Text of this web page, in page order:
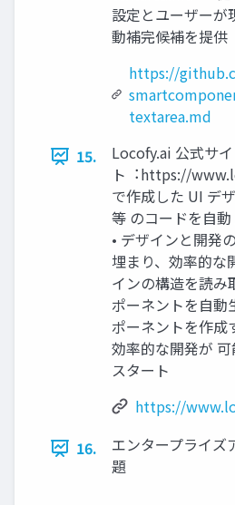
設定とユーザーが
動補完候補を提供
https://
textarea.md
15.
Locofy.ai 公式サイ
ト︓https://
で作成した UI デ
等 のコードを⾃
• デザインと開発
埋まり、効率的な
インの構造を読み
ポーネントを⾃動
ポーネントを作成
効率的な開発が
スタート
https://
16.
エンタープライズ
題